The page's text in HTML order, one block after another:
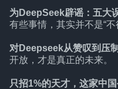
为DeepSeek辟谣：五大
有些事情，其实并不是“不
对Deepseek从赞叹到压
开放，才是真正的未来。
只招1%的天才，这家中